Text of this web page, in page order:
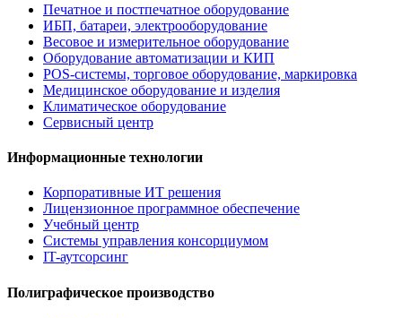
Печатное и постпечатное оборудование
ИБП, батареи, электрооборудование
Весовое и измерительное оборудование
Оборудование автоматизации и КИП
POS-системы, торговое оборудование, маркировка
Медицинское оборудование и изделия
Климатическое оборудование
Сервисный центр
Информационные технологии
Корпоративные ИТ решения
Лицензионное программное обеспечение
Учебный центр
Системы управления консорциумом
IT-аутсорсинг
Полиграфическое производство